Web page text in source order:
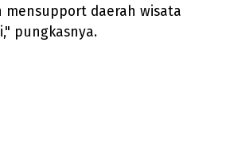
mensupport daerah wisata
pungkasnya.